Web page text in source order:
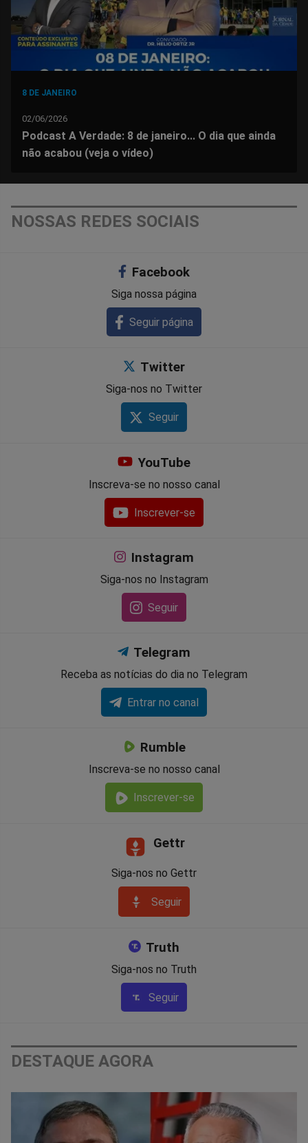
8 DE JANEIRO
02/06/2026
Podcast A Verdade: 8 de janeiro... O dia que ainda
não acabou (veja o vídeo)
NOSSAS REDES SOCIAIS
Facebook
Siga nossa página
Seguir página
Twitter
Siga-nos no Twitter
Seguir
YouTube
Inscreva-se no nosso canal
Inscrever-se
Instagram
Siga-nos no Instagram
Seguir
Telegram
Receba as notícias do dia no Telegram
Entrar no canal
Rumble
Inscreva-se no nosso canal
Inscrever-se
Gettr
Siga-nos no Gettr
Seguir
Truth
Siga-nos no Truth
Seguir
DESTAQUE AGORA